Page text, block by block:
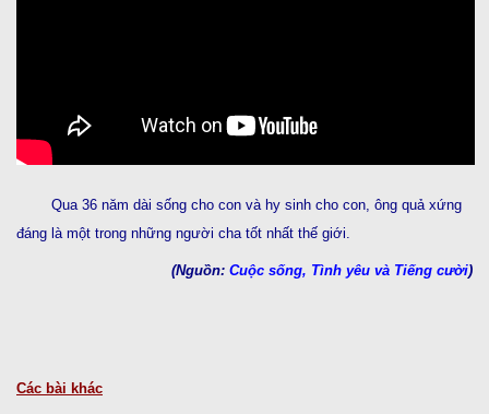
Qua 36 năm dài sống cho con và hy sinh cho con, ông quả xứng
đáng là một trong những người cha tốt nhất thế giới.
(Nguồn: Cuộc sống, Tình yêu và Tiếng cười)
Các bài khác